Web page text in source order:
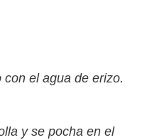
el agua de erizo.
y se pocha en el